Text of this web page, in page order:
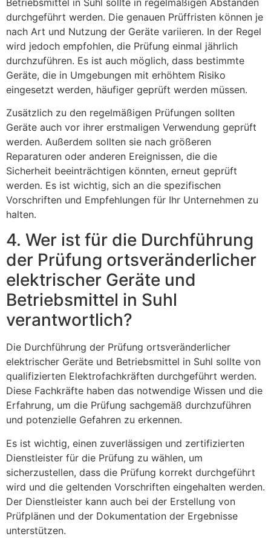
durchgeführt werden. Die genauen Prüffristen können je
nach Art und Nutzung der Geräte variieren. In der Regel
wird jedoch empfohlen, die Prüfung einmal jährlich
durchzuführen. Es ist auch möglich, dass bestimmte
Geräte, die in Umgebungen mit erhöhtem Risiko
eingesetzt werden, häufiger geprüft werden müssen.
Zusätzlich zu den regelmäßigen Prüfungen sollten
Geräte auch vor ihrer erstmaligen Verwendung geprüft
werden. Außerdem sollten sie nach größeren
Reparaturen oder anderen Ereignissen, die die
Sicherheit beeinträchtigen könnten, erneut geprüft
werden. Es ist wichtig, sich an die spezifischen
Vorschriften und Empfehlungen für Ihr Unternehmen zu
halten.
4. Wer ist für die Durchführung
der Prüfung ortsveränderlicher
elektrischer Geräte und
Betriebsmittel in Suhl
verantwortlich?
Die Durchführung der Prüfung ortsveränderlicher
elektrischer Geräte und Betriebsmittel in Suhl sollte von
qualifizierten Elektrofachkräften durchgeführt werden.
Diese Fachkräfte haben das notwendige Wissen und die
Erfahrung, um die Prüfung sachgemäß durchzuführen
und potenzielle Gefahren zu erkennen.
Es ist wichtig, einen zuverlässigen und zertifizierten
Dienstleister für die Prüfung zu wählen, um
sicherzustellen, dass die Prüfung korrekt durchgeführt
wird und die geltenden Vorschriften eingehalten werden.
Der Dienstleister kann auch bei der Erstellung von
Prüfplänen und der Dokumentation der Ergebnisse
unterstützen.